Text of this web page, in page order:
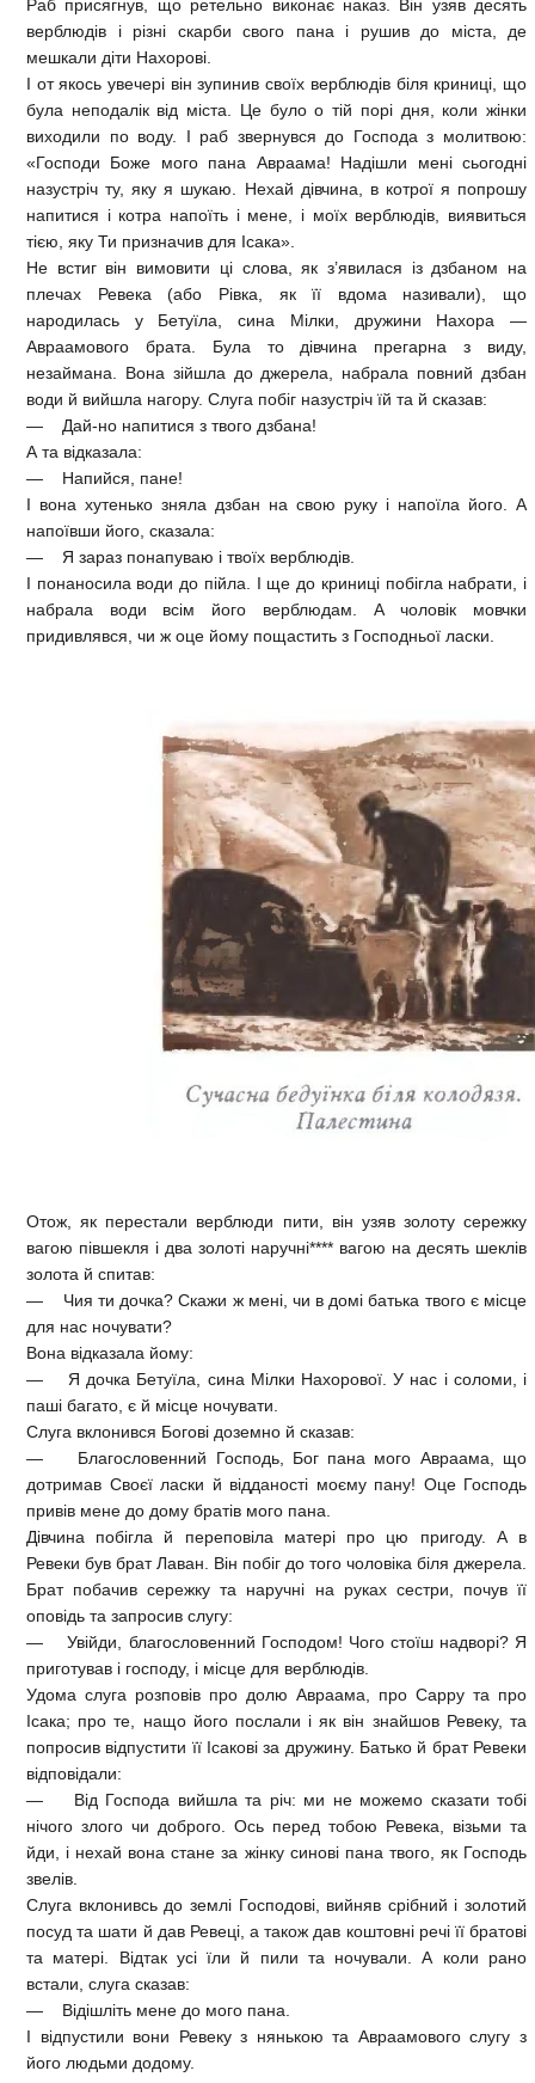
Раб присягнув, що ретельно виконає наказ. Він узяв десять
верблюдів і різні скарби свого пана і рушив до міста, де
мешкали діти Нахорові.
І от якось увечері він зупинив своїх верблюдів біля криниці, що
була неподалік від міста. Це було о тій порі дня, коли жінки
виходили по воду. І раб звернувся до Господа з молитвою:
«Господи Боже мого пана Авраама! Надішли мені сьогодні
назустріч ту, яку я шукаю. Нехай дівчина, в котрої я попрошу
напитися і котра напоїть і мене, і моїх верблюдів, виявиться
тією, яку Ти призначив для Ісака».
Не встиг він вимовити ці слова, як з’явилася із дзбаном на
плечах Ревека (або Рівка, як її вдома називали), що
народилась у Бетуїла, сина Мілки, дружини Нахора —
Авраамового брата. Була то дівчина прегарна з виду,
незаймана. Вона зійшла до джерела, набрала повний дзбан
води й вийшла нагору. Слуга побіг назустріч їй та й сказав:
— Дай-но напитися з твого дзбана!
А та відказала:
— Напийся, пане!
І вона хутенько зняла дзбан на свою руку і напоїла його. А
напоївши його, сказала:
— Я зараз понапуваю і твоїх верблюдів.
І понаносила води до пійла. І ще до криниці побігла набрати, і
набрала води всім його верблюдам. А чоловік мовчки
придивлявся, чи ж оце йому пощастить з Господньої ласки.
Отож, як перестали верблюди пити, він узяв золоту сережку
вагою півшекля і два золоті наручні**** вагою на десять шеклів
золота й спитав:
— Чия ти дочка? Скажи ж мені, чи в домі батька твого є місце
для нас ночувати?
Вона відказала йому:
— Я дочка Бетуїла, сина Мілки Нахорової. У нас і соломи, і
паші багато, є й місце ночувати.
Слуга вклонився Богові доземно й сказав:
— Благословенний Господь, Бог пана мого Авраама, що
дотримав Своєї ласки й відданості моєму пану! Оце Господь
привів мене до дому братів мого пана.
Дівчина побігла й переповіла матері про цю пригоду. А в
Ревеки був брат Лаван. Він побіг до того чоловіка біля джерела.
Брат побачив сережку та наручні на руках сестри, почув її
оповідь та запросив слугу:
— Увійди, благословенний Господом! Чого стоїш надворі? Я
приготував і господу, і місце для верблюдів.
Удома слуга розповів про долю Авраама, про Сарру та про
Ісака; про те, нащо його послали і як він знайшов Ревеку, та
попросив відпустити її Ісакові за дружину. Батько й брат Ревеки
відповідали:
— Від Господа вийшла та річ: ми не можемо сказати тобі
нічого злого чи доброго. Ось перед тобою Ревека, візьми та
йди, і нехай вона стане за жінку синові пана твого, як Господь
звелів.
Слуга вклонивсь до землі Господові, вийняв срібний і золотий
посуд та шати й дав Ревеці, а також дав коштовні речі її братові
та матері. Відтак усі їли й пили та ночували. А коли рано
встали, слуга сказав:
— Відішліть мене до мого пана.
І відпустили вони Ревеку з нянькою та Авраамового слугу з
його людьми додому.